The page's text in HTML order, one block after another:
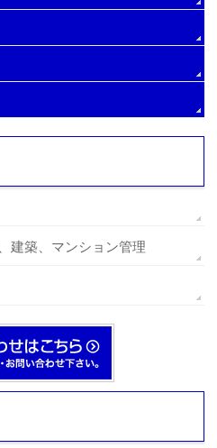
建築、マンション管理